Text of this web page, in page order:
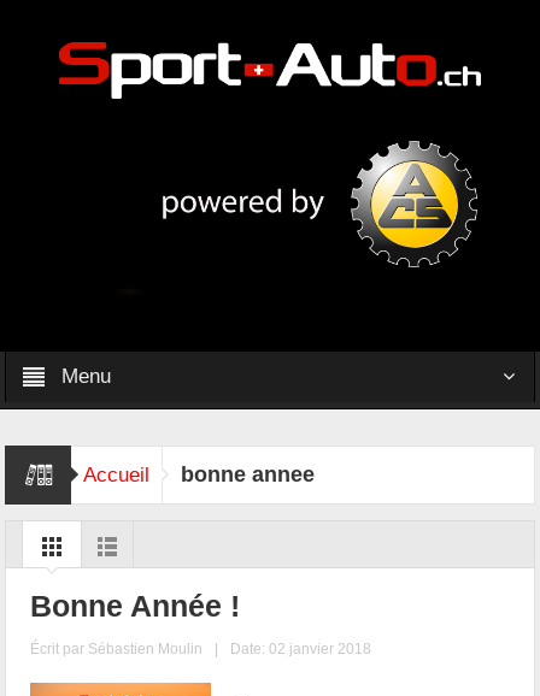
Menu
Accueil bonne annee
Bonne Année !
Écrit par Sébastien Moulin | Date: 02 janvier 2018